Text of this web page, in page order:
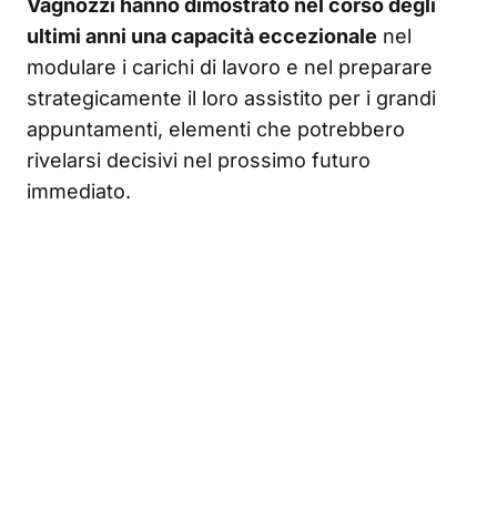
Vagnozzi hanno dimostrato nel corso degli
ultimi anni una capacità eccezionale nel
modulare i carichi di lavoro e nel preparare
strategicamente il loro assistito per i grandi
appuntamenti, elementi che potrebbero
rivelarsi decisivi nel prossimo futuro
immediato.